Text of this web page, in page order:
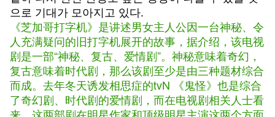
으로 기대가 모아지고 있다.
《芝加哥打字机》是讲述男女主人公因一台神秘、令
人充满疑问的旧打字机展开的故事，据介绍，该电视
剧是一部“神秘、复古、爱情剧”。神秘意味着奇幻，
复古意味着时代剧，那么该剧至少是由三种题材综合
而成。去年冬天诱发相思症的tvN 《鬼怪》也是综合
了奇幻剧、时代剧的爱情剧，而在电视剧相关人士看